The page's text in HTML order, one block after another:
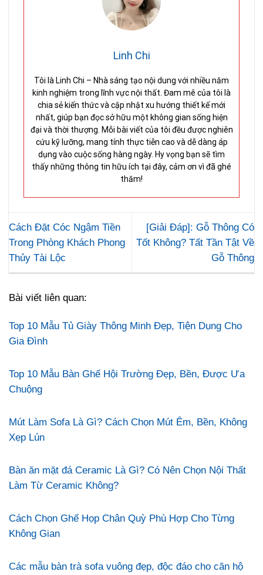
Linh Chi
Tôi là Linh Chi – Nhà sáng tạo nội dung với nhiều năm
kinh nghiệm trong lĩnh vực nội thất. Đam mê của tôi là
chia sẻ kiến thức và cập nhật xu hướng thiết kế mới
nhất, giúp bạn đọc sở hữu một không gian sống hiện
đại và thời thượng. Mỗi bài viết của tôi đều được nghiên
cứu kỹ lưỡng, mang tính thực tiễn cao và dễ dàng áp
dụng vào cuộc sống hàng ngày. Hy vọng bạn sẽ tìm
thấy những thông tin hữu ích tại đây, cảm ơn vì đã ghé
thăm!
Cách Đặt Cóc Ngậm Tiền
Trong Phòng Khách Phong
Thủy Tài Lộc
[Giải Đáp]: Gỗ Thông Có
Tốt Không? Tất Tần Tật Về
Gỗ Thông
Bài viết liên quan:
Top 10 Mẫu Tủ Giày Thông Minh Đẹp, Tiện Dụng Cho
Gia Đình
Top 10 Mẫu Bàn Ghế Hội Trường Đẹp, Bền, Được Ưa
Chuộng
Mút Làm Sofa Là Gì? Cách Chọn Mút Êm, Bền, Không
Xẹp Lún
Bàn ăn mặt đá Ceramic Là Gì? Có Nên Chọn Nội Thất
Làm Từ Ceramic Không?
Cách Chọn Ghế Họp Chân Quỳ Phù Hợp Cho Từng
Không Gian
Các mẫu bàn trà sofa vuông đẹp, độc đáo cho căn hộ